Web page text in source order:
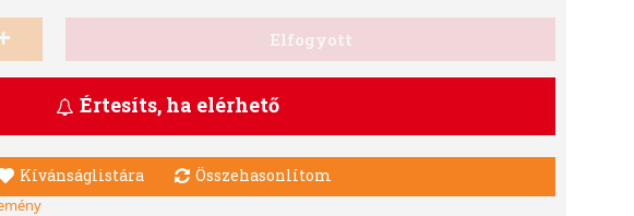
Elfogyott
Értesíts, ha elérhető
Kívánságlistára Összehasonlítom